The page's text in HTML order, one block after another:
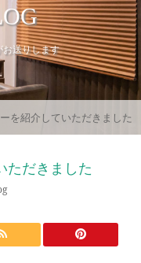
送りします
を紹介していただきました
ただきました